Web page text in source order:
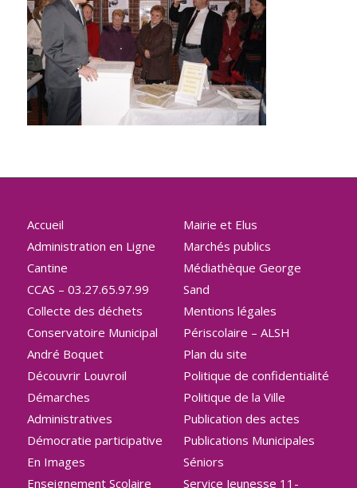
Accueil
Administration en Ligne
Cantine
CCAS – 03.27.65.97.99
Collecte des déchets
Conservatoire Municipal
André Boquet
Découvrir Louvroil
Démarches
Administratives
Démocratie participative
En Images
Enseignement Scolaire
Mairie et Elus
Marchés publics
Médiathèque George
Sand
Mentions légales
Périscolaire – ALSH
Plan du site
Politique de confidentialité
Politique de la Ville
Publication des actes
Publications Municipales
Séniors
Service Jeunesse 11-